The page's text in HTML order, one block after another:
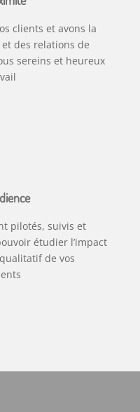
clients et avons la
des relations de
sereins et heureux
pilotés, suivis et
étudier l’impact
de vos